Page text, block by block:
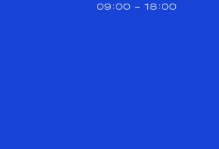
09:00 - 18:00